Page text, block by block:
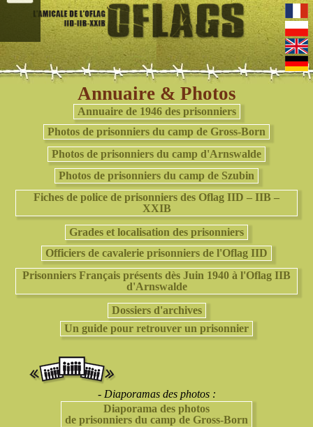
Annuaire & Photos
Annuaire de 1946 des prisonniers
Photos de prisonniers du camp de Gross-Born
Photos de prisonniers du camp d'Arnswalde
Photos de prisonniers du camp de Szubin
Fiches de police de prisonniers des Oflag IID – IIB –
XXIB
Grades et localisation des prisonniers
Officiers de cavalerie prisonniers de l'Oflag IID
Prisonniers Français présents dès Juin 1940 à l'Oflag IIB
d'Arnswalde
Dossiers d'archives
Un guide pour retrouver un prisonnier
- Diaporamas des photos :
Diaporama des photos
de prisonniers du camp de Gross-Born